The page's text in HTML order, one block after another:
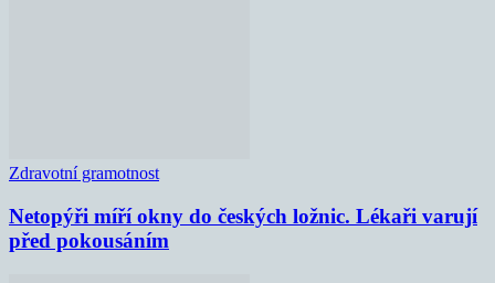
Zdravotní gramotnost
Netopýři míří okny do českých ložnic. Lékaři varují
před pokousáním